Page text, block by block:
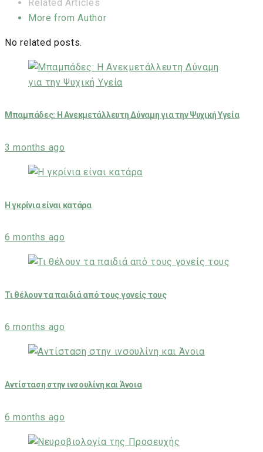
Related Articles
More from Author
No related posts.
Μπαμπάδες: Η Ανεκμετάλλευτη Δύναμη για την Ψυχική Υγεία
3 months ago
Η γκρίνια είναι κατάρα
6 months ago
Τι θέλουν τα παιδιά από τους γονείς τους
6 months ago
Αντίσταση στην ινσουλίνη και Άνοια
6 months ago